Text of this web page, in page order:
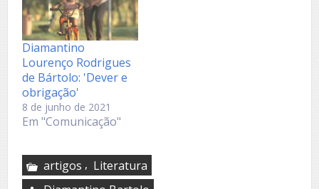
Diamantino
Lourenço Rodrigues
de Bártolo: 'Dever e
obrigação'
8 de junho de 2021
Em "Comunicação"
artigos , Literatura